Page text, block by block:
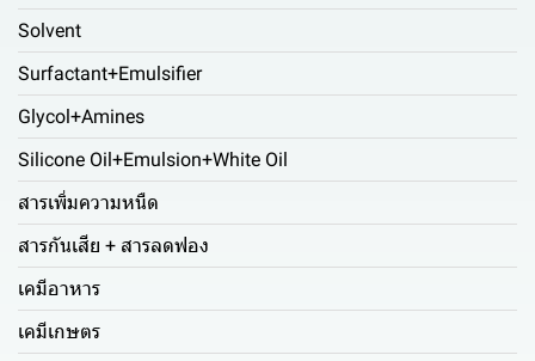
Solvent
Surfactant+Emulsifier
Glycol+Amines
Silicone Oil+Emulsion+White Oil
สารเพิ่มความหนืด
สารกันเสีย + สารลดฟอง
เคมีอาหาร
เคมีเกษตร